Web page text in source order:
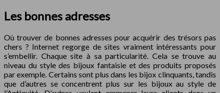
Les bonnes adresses
Où trouver de bonnes adresses pour acquérir des trésors pas
chers ? Internet regorge de sites vraiment intéressants pour
s’embellir. Chaque site à sa particularité. Cela se trouve au
niveau du style des bijoux fantaisie et des produits proposés
par exemple. Certains sont plus dans les bijox clinquants, tandis
que d’autres se concentrent plus sur les bijoux au style de